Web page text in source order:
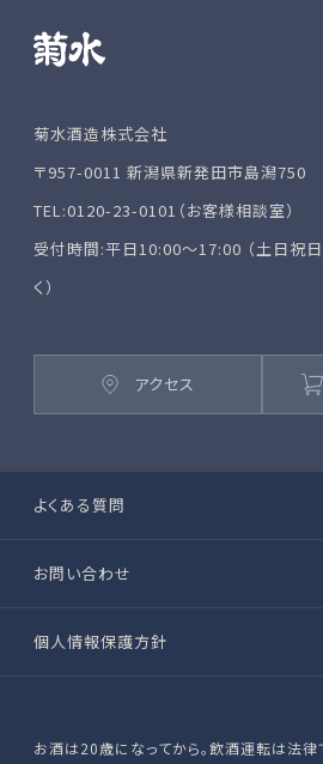
菊水酒造株式会社
〒957-0011 新潟県新発田市島潟750
TEL:0120-23-0101（お客様相談室）
受付時間:平日10:00～17:00 （土日祝日
く）
アクセス
よくある質問
お問い合わせ
個人情報保護方針
お酒は20歳になってから。飲酒運転は法律